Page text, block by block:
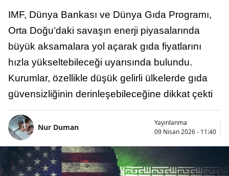
IMF, Dünya Bankası ve Dünya Gıda Programı,
Orta Doğu’daki savaşın enerji piyasalarında
büyük aksamalara yol açarak gıda fiyatlarını
hızla yükseltebileceği uyarısında bulundu.
Kurumlar, özellikle düşük gelirli ülkelerde gıda
güvensizliğinin derinleşebileceğine dikkat çekti
Nur Duman
Yayınlanma
09 Nisan 2026 - 11:40